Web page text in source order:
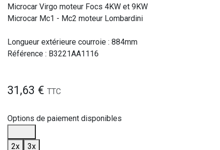
Microcar Virgo moteur Focs 4KW et 9KW
Microcar Mc1 - Mc2 moteur Lombardini
Longueur extérieure courroie : 884mm
Référence : B3221AA1116
31,63 € TTC
Options de paiement disponibles
2x
3x